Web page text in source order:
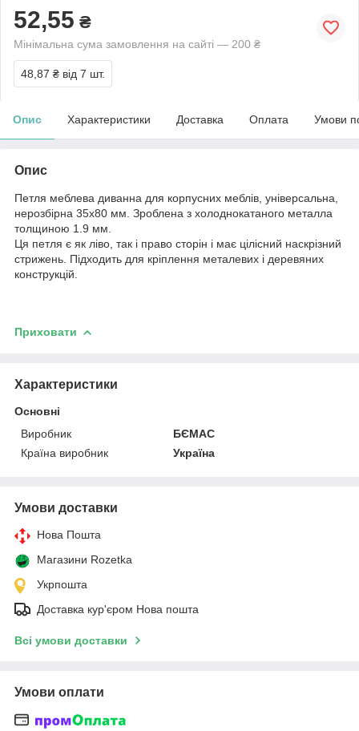
52,55 ₴
Мінімальна сума замовлення на сайті — 200 ₴
48,87 ₴ від 7 шт.
Опис Характеристики Доставка Оплата Умови
Опис
Петля меблева диванна для корпусних меблів, універсальна,
нерозбірна 35х80 мм. Зроблена з холоднокатаного металла
толщиною 1.9 мм.
Ця петля є як ліво, так і право сторін і має цілісний наскрізний
стрижень. Підходить для кріплення металевих і деревяних
конструкцій.
Приховати
Характеристики
Основні
Виробник
БЄМАС
Країна виробник
Україна
Умови доставки
Нова Пошта
Магазини Rozetka
Укрпошта
Доставка кур'єром Нова пошта
Всі умови доставки
Умови оплати